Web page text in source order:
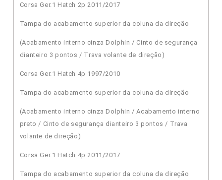
Corsa Ger.1 Hatch 2p 2011/2017
Tampa do acabamento superior da coluna da direção
(Acabamento interno cinza Dolphin / Cinto de segurança
dianteiro 3 pontos / Trava volante de direção)
Corsa Ger.1 Hatch 4p 1997/2010
Tampa do acabamento superior da coluna da direção
(Acabamento interno cinza Dolphin / Acabamento interno
preto / Cinto de segurança dianteiro 3 pontos / Trava
volante de direção)
Corsa Ger.1 Hatch 4p 2011/2017
Tampa do acabamento superior da coluna da direção